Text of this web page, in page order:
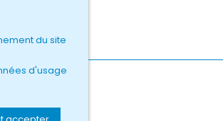
du site
d'usage